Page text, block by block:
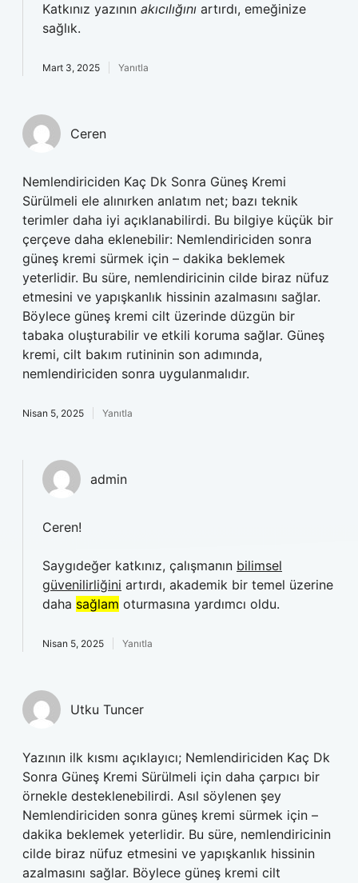
Katkınız yazının akıcılığını artırdı, emeğinize
sağlık.
Mart 3, 2025 Yanıtla
Ceren
Nemlendiriciden Kaç Dk Sonra Güneş Kremi
Sürülmeli ele alınırken anlatım net; bazı teknik
terimler daha iyi açıklanabilirdi. Bu bilgiye küçük bir
çerçeve daha eklenebilir: Nemlendiriciden sonra
güneş kremi sürmek için – dakika beklemek
yeterlidir. Bu süre, nemlendiricinin cilde biraz nüfuz
etmesini ve yapışkanlık hissinin azalmasını sağlar.
Böylece güneş kremi cilt üzerinde düzgün bir
tabaka oluşturabilir ve etkili koruma sağlar. Güneş
kremi, cilt bakım rutininin son adımında,
nemlendiriciden sonra uygulanmalıdır.
Nisan 5, 2025 Yanıtla
admin
Ceren!
Saygıdeğer katkınız, çalışmanın bilimsel
güvenilirliğini artırdı, akademik bir temel üzerine
daha sağlam oturmasına yardımcı oldu.
Nisan 5, 2025 Yanıtla
Utku Tuncer
Yazının ilk kısmı açıklayıcı; Nemlendiriciden Kaç Dk
Sonra Güneş Kremi Sürülmeli için daha çarpıcı bir
örnekle desteklenebilirdi. Asıl söylenen şey
Nemlendiriciden sonra güneş kremi sürmek için –
dakika beklemek yeterlidir. Bu süre, nemlendiricinin
cilde biraz nüfuz etmesini ve yapışkanlık hissinin
azalmasını sağlar. Böylece güneş kremi cilt